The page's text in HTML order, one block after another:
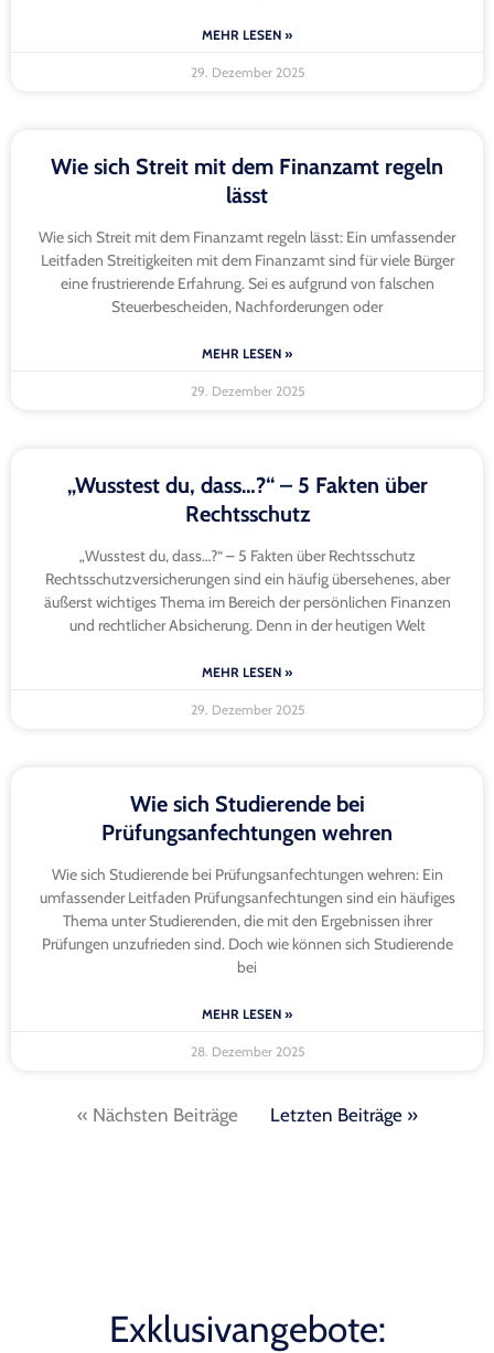
MEHR LESEN »
29. Dezember 2025
Wie sich Streit mit dem Finanzamt regeln
lässt
Wie sich Streit mit dem Finanzamt regeln lässt: Ein umfassender
Leitfaden Streitigkeiten mit dem Finanzamt sind für viele Bürger
eine frustrierende Erfahrung. Sei es aufgrund von falschen
Steuerbescheiden, Nachforderungen oder
MEHR LESEN »
29. Dezember 2025
„Wusstest du, dass…?“ – 5 Fakten über
Rechtsschutz
„Wusstest du, dass…?“ – 5 Fakten über Rechtsschutz
Rechtsschutzversicherungen sind ein häufig übersehenes, aber
äußerst wichtiges Thema im Bereich der persönlichen Finanzen
und rechtlicher Absicherung. Denn in der heutigen Welt
MEHR LESEN »
29. Dezember 2025
Wie sich Studierende bei
Prüfungsanfechtungen wehren
Wie sich Studierende bei Prüfungsanfechtungen wehren: Ein
umfassender Leitfaden Prüfungsanfechtungen sind ein häufiges
Thema unter Studierenden, die mit den Ergebnissen ihrer
Prüfungen unzufrieden sind. Doch wie können sich Studierende
bei
MEHR LESEN »
28. Dezember 2025
« Nächsten Beiträge Letzten Beiträge »
Exklusivangebote: